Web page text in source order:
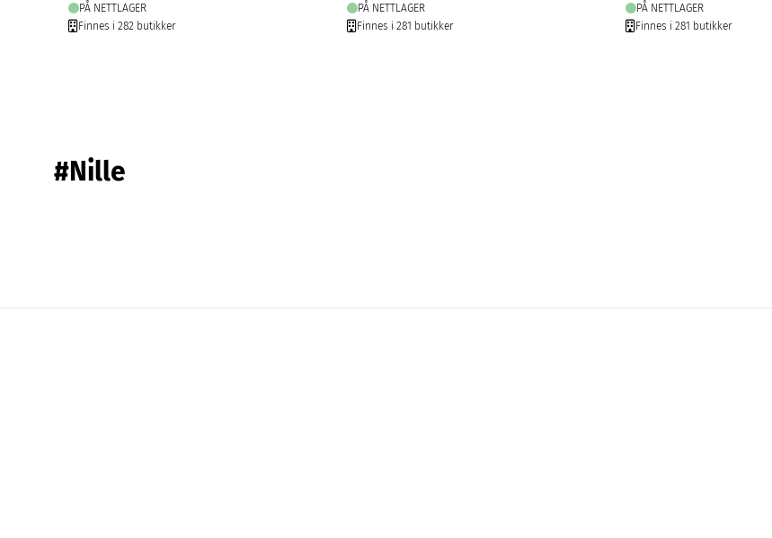
PÅ NETTLAGER
Finnes i 282 butikker
PÅ NETTLAGER
Finnes i 281 butikker
PÅ NETTLAGER
Finnes i 281 butikker
#Nille